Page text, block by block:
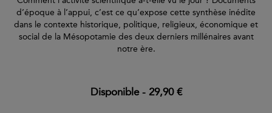
d’époque à l’appui, c’est ce qu’expose cette synthèse inédite
dans le contexte historique, politique, religieux, économique et
social de la Mésopotamie des deux derniers millénaires avant
notre ère.
Disponible- 29,90 €